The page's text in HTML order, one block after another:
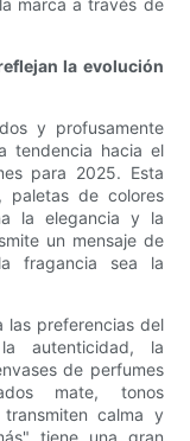
marca a través de
la evolución
y profusamente
tendencia hacia el
para 2025. Esta
paletas de colores
la elegancia y la
un mensaje de
fragancia sea la
las preferencias del
autenticidad, la
de perfumes
mate, tonos
calma y